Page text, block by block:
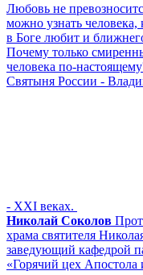
Любовь не
можно узнать
в Боге любит и
Почему только
человека по-
Cвятыня России -
- XXI веках.
Николай Соколов
храма святителя
заведующий кафедрой
«Горячий цех Апостола